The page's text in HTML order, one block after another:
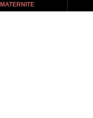
MATERNITE